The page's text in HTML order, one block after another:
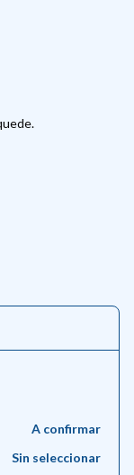
A confirmar
Sin seleccionar